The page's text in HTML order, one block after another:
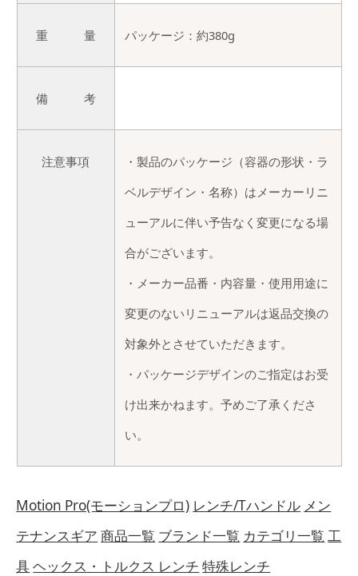
重 量 パッケージ：約380g
備 考
注意事項
・製品のパッケージ（容器の形状・ラ
ベルデザイン・名称）はメーカーリニ
ューアルに伴い予告なく変更になる場
合がございます。
・メーカー品番・内容量・使用用途に
変更のないリニューアルは返品交換の
対象外とさせていただきます。
・パッケージデザインのご指定はお受
け出来かねます。予めご了承くださ
い。
Motion Pro(モーションプロ) レンチ/Tハンドル メン
テナンスギア 商品一覧 ブランド一覧 カテゴリ一覧 工
具ヘックス・トルクス レンチ 特殊レンチ